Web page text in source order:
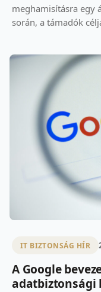
meghamisításra egy
során, a támadók
IT BIZTONSÁG HÍR
A Google
adatbiztonsági